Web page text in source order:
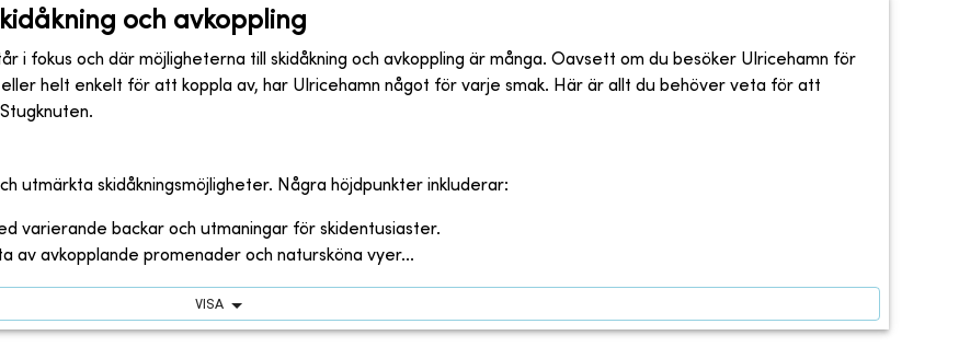
och avkoppling
i fokus och där möjligheterna till skidåkning och avkoppling är många. Oavsett om du besöker Ulricehamn för
eller helt enkelt för att koppla av, har Ulricehamn något för varje smak. Här är allt du behöver veta för att
utmärkta skidåkningsmöjligheter. Några höjdpunkter inkluderar:
varierande backar och utmaningar för skidentusiaster.
av avkopplande promenader och natursköna vyer...
VISA